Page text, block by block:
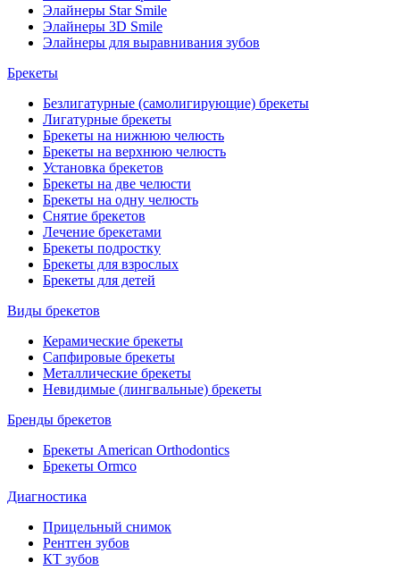
Элайнеры Star Smile
Элайнеры 3D Smile
Элайнеры для выравнивания зубов
Брекеты
Безлигатурные (самолигирующие) брекеты
Лигатурные брекеты
Брекеты на нижнюю челюсть
Брекеты на верхнюю челюсть
Установка брекетов
Брекеты на две челюсти
Брекеты на одну челюсть
Снятие брекетов
Лечение брекетами
Брекеты подростку
Брекеты для взрослых
Брекеты для детей
Виды брекетов
Керамические брекеты
Сапфировые брекеты
Металлические брекеты
Невидимые (лингвальные) брекеты
Бренды брекетов
Брекеты American Orthodontics
Брекеты Ormco
Диагностика
Прицельный снимок
Рентген зубов
КТ зубов